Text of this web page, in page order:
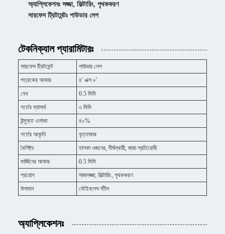
অ্যাপ্লিকেশনঃ সজ্জা, ফিল্টারিং, পৃথককরণ
সারফেস ট্রিটমেন্টঃ পাউডার লেপ
টেকনিক্যাল প্যারামিটারঃ
সারফেস ট্রিটমেন্ট
পাউডার লেপ
পত্রকের আকার
৪' এক্স ৮'
বেধ
0.5 মিমি
গর্তের ব্যাসার্ধ
৩ মিমি
উন্মুক্ত এলাকা
৪০%
গর্তের আকৃতি
বৃত্তাকার
বৈশিষ্ট্য
হালকা ওজনের, দীর্ঘস্থায়ী, জারা প্রতিরোধী
মার্জিনের আকার
0.5 মিমি
প্রয়োগ
সাজসজ্জা, ফিল্টারিং, পৃথককরণ
উপাদান
স্টেইনলেস স্টীল
অ্যাপ্লিকেশনঃ